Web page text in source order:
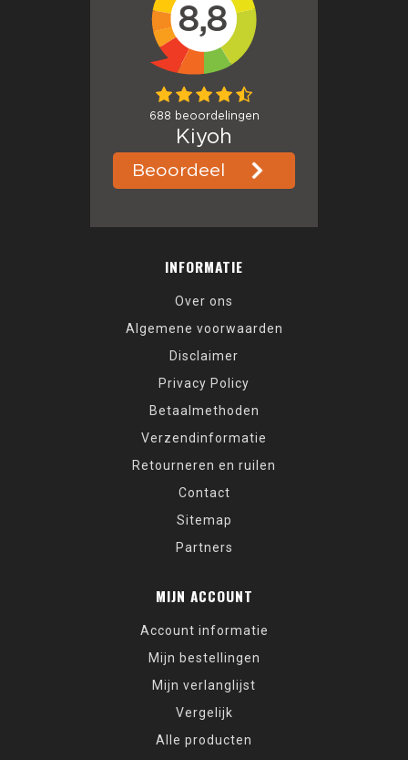
INFORMATIE
Over ons
Algemene voorwaarden
Disclaimer
Privacy Policy
Betaalmethoden
Verzendinformatie
Retourneren en ruilen
Contact
Sitemap
Partners
MIJN ACCOUNT
Account informatie
Mijn bestellingen
Mijn verlanglijst
Vergelijk
Alle producten